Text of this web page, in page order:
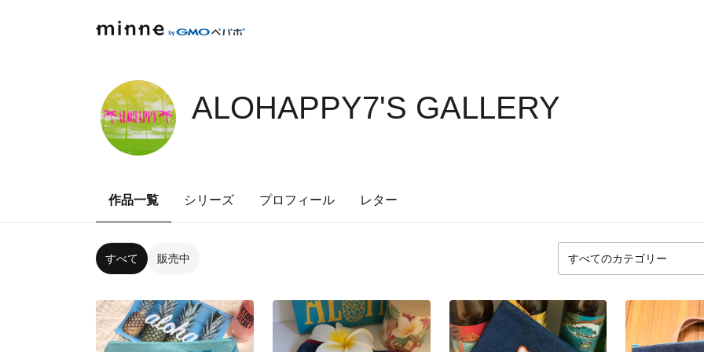
ALOHAPPY7'S GALLERY
作品一覧 シリーズ プロフィール レター
すべて 販売中